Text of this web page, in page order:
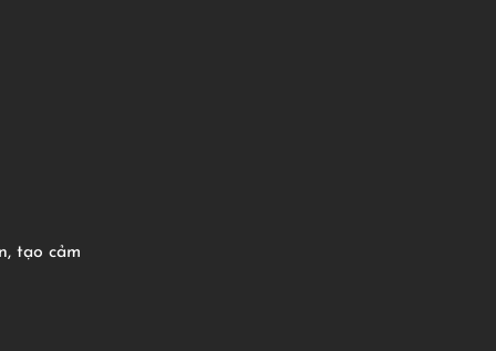
tạo cảm